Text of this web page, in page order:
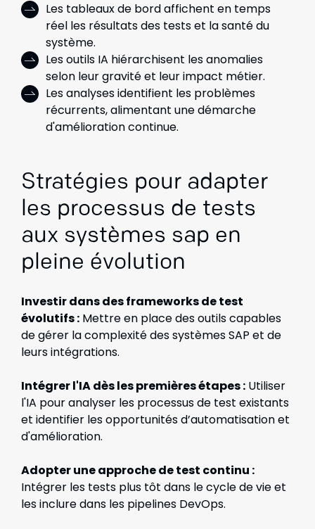
Les tableaux de bord affichent en temps
réel les résultats des tests et la santé du
système.
Les outils IA hiérarchisent les anomalies
selon leur gravité et leur impact métier.
Les analyses identifient les problèmes
récurrents, alimentant une démarche
d'amélioration continue.
Stratégies pour adapter
les processus de tests
aux systèmes sap en
pleine évolution
Investir dans des frameworks de test
évolutifs : Mettre en place des outils capables
de gérer la complexité des systèmes SAP et de
leurs intégrations.
Intégrer l'IA dès les premières étapes : Utiliser
l'IA pour analyser les processus de test existants
et identifier les opportunités d’automatisation et
d'amélioration.
Adopter une approche de test continu :
Intégrer les tests plus tôt dans le cycle de vie et
les inclure dans les pipelines DevOps.